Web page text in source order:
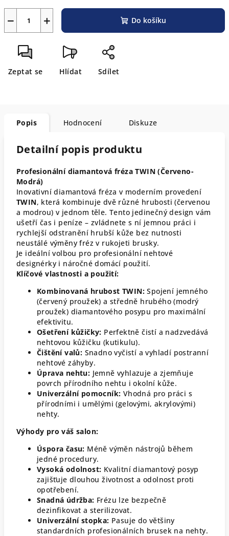
+
− Do košíku
Zeptat se Hlídat Sdílet
Popis Hodnocení Diskuze
Detailní popis produktu
Profesionální diamantová fréza TWIN (Červeno-
Modrá)
Inovativní diamantová fréza v moderním provedení
TWIN, která kombinuje dvě různé hrubosti (červenou
a modrou) v jednom těle. Tento jedinečný design vám
ušetří čas i peníze – zvládnete s ní jemnou práci i
rychlejší odstranění hrubší kůže bez nutnosti
neustálé výměny fréz v rukojeti brusky.
Je ideální volbou pro profesionální nehtové
designérky i náročné domácí použití.
Klíčové vlastnosti a použití:
Kombinovaná hrubost TWIN: Spojení jemného
(červený proužek) a středně hrubého (modrý
proužek) diamantového posypu pro maximální
efektivitu.
Ošetření kůžičky: Perfektně čistí a nadzvedává
nehtovou kůžičku (kutikulu).
Čištění valů: Snadno vyčistí a vyhladí postranní
nehtové záhyby.
Úprava nehtu: Jemně vyhlazuje a zjemňuje
povrch přírodního nehtu i okolní kůže.
Univerzální pomocník: Vhodná pro práci s
přírodními i umělými (gelovými, akrylovými)
nehty.
Výhody pro váš salon:
Úspora času: Méně výměn nástrojů během
jedné procedury.
Vysoká odolnost: Kvalitní diamantový posyp
zajišťuje dlouhou životnost a odolnost proti
opotřebení.
Snadná údržba: Frézu lze bezpečně
dezinfikovat a sterilizovat.
Univerzální stopka: Pasuje do většiny
standardních profesionálních brusek na nehty.